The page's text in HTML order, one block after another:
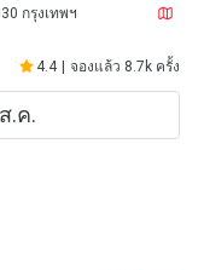
Hotel, a
กรุงเทพฯ
4.4 จองแล้ว 8.7k ครั้ง